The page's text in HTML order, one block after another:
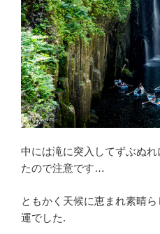
中には滝に突入してずぶぬ
たので注意です…
ともかく天候に恵まれ素晴
運でした.